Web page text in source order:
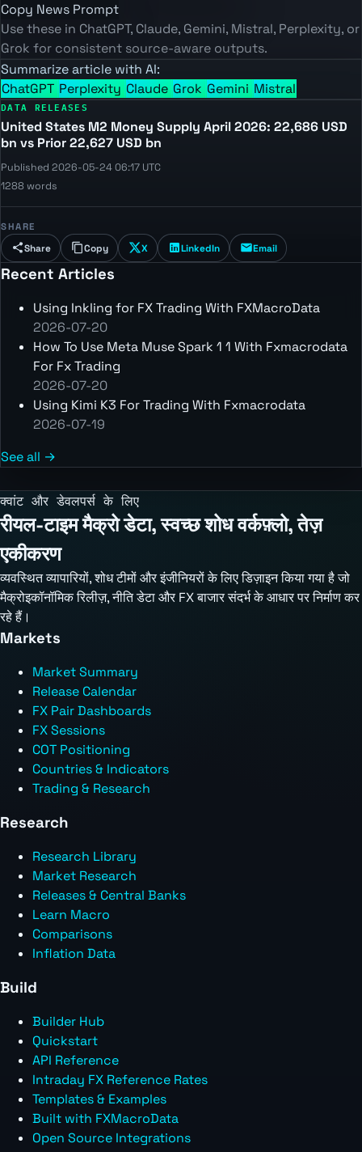
Copy News Prompt
Use these in ChatGPT, Claude, Gemini, Mistral, Perplexity, or
Grok for consistent source-aware outputs.
Summarize article with AI:
ChatGPT Perplexity Claude GrokGemini Mistral
DATA RELEASES
United States M2 Money Supply April 2026: 22,686 USD
bn vs Prior 22,627 USD bn
Published 2026-05-24 06:17 UTC
1288 words
SHARE
Share Copy X LinkedIn Email
Recent Articles
Using Inkling for FX Trading With FXMacroData
2026-07-20
How To Use Meta Muse Spark 1 1 With Fxmacrodata
For Fx Trading
2026-07-20
Using Kimi K3 For Trading With Fxmacrodata
2026-07-19
See all →
क्वांट और डेवलपर्स के लिए
रीयल-टाइम मैक्रो डेटा, स्वच्छ शोध वर्कफ़्लो, तेज़
एकीकरण
व्यवस्थित व्यापारियों, शोध टीमों और इंजीनियरों के लिए डिज़ाइन किया गया है जो
मैक्रोइकॉनॉमिक रिलीज़, नीति डेटा और FX बाजार संदर्भ के आधार पर निर्माण कर
रहे हैं।
Markets
Market Summary
Release Calendar
FX Pair Dashboards
FX Sessions
COT Positioning
Countries & Indicators
Trading & Research
Research
Research Library
Market Research
Releases & Central Banks
Learn Macro
Comparisons
Inflation Data
Build
Builder Hub
Quickstart
API Reference
Intraday FX Reference Rates
Templates & Examples
Built with FXMacroData
Open Source Integrations